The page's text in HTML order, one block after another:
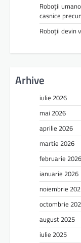
Roboții
casnice
Roboții devin
Arhive
iulie 2026
mai 2026
aprilie 2026
martie 2026
februarie 2026
ianuarie 2026
noiembrie
octombrie
august 2025
iulie 2025